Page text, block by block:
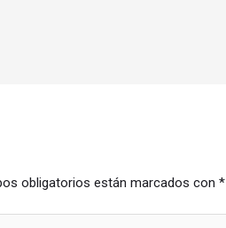
obligatorios están marcados con*